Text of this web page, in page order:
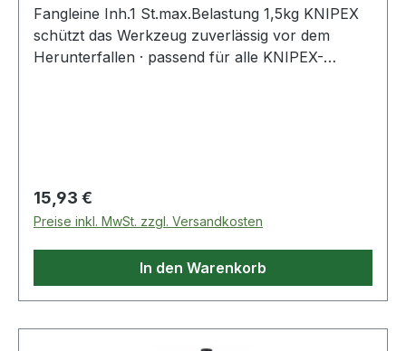
Fangleine Inh.1 St.max.Belastung 1,5kg KNIPEX
schützt das Werkzeug zuverlässig vor dem
Herunterfallen · passend für alle KNIPEX-
Regulärer Preis:
15,93 €
Preise inkl. MwSt. zzgl. Versandkosten
In den Warenkorb